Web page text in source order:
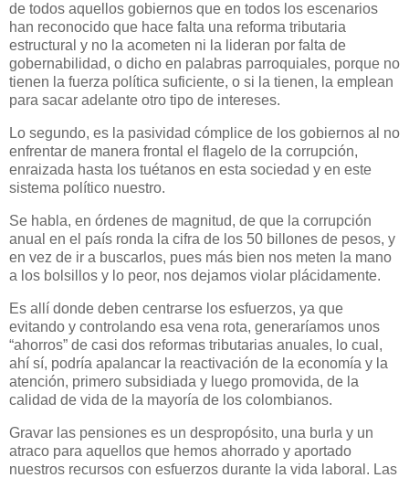
de todos aquellos gobiernos que en todos los escenarios
han reconocido que hace falta una reforma tributaria
estructural y no la acometen ni la lideran por falta de
gobernabilidad, o dicho en palabras parroquiales, porque no
tienen la fuerza política suficiente, o si la tienen, la emplean
para sacar adelante otro tipo de intereses.
Lo segundo, es la pasividad cómplice de los gobiernos al no
enfrentar de manera frontal el flagelo de la corrupción,
enraizada hasta los tuétanos en esta sociedad y en este
sistema político nuestro.
Se habla, en órdenes de magnitud, de que la corrupción
anual en el país ronda la cifra de los 50 billones de pesos, y
en vez de ir a buscarlos, pues más bien nos meten la mano
a los bolsillos y lo peor, nos dejamos violar plácidamente.
Es allí donde deben centrarse los esfuerzos, ya que
evitando y controlando esa vena rota, generaríamos unos
“ahorros” de casi dos reformas tributarias anuales, lo cual,
ahí sí, podría apalancar la reactivación de la economía y la
atención, primero subsidiada y luego promovida, de la
calidad de vida de la mayoría de los colombianos.
Gravar las pensiones es un despropósito, una burla y un
atraco para aquellos que hemos ahorrado y aportado
nuestros recursos con esfuerzos durante la vida laboral. Las